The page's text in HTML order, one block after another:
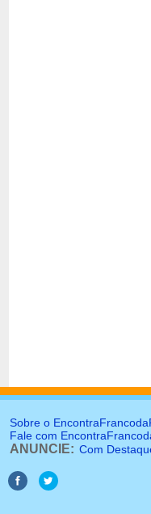
Sobre o
Fale com
ANUNCIE: Com